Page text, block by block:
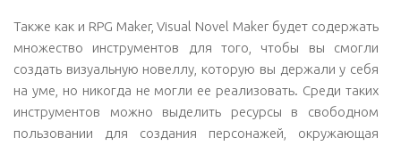
Также как и RPG Maker, Visual Novel Maker будет содержать
множество инструментов для того, чтобы вы смогли
создать визуальную новеллу, которую вы держали у себя
на уме, но никогда не могли ее реализовать. Среди таких
инструментов можно выделить ресурсы в свободном
пользовании для создания персонажей, окружающая